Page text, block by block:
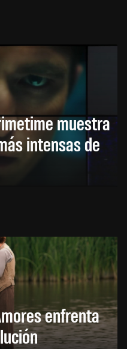
muestra
intensas de
enfrenta